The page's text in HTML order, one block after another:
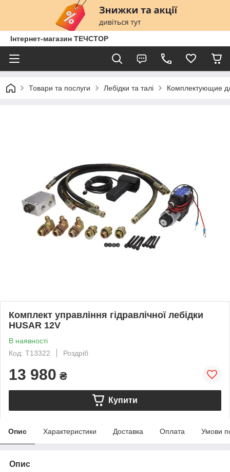
Інтернет-магазин ТЕЧСТОР
Товари та послуги Лебідки та талі Комплектующие
Комплект управління гідравлічної лебідки
HUSAR 12V
В наявності
Код: T13322
Роздріб
13 980 ₴
Купити
Опис Характеристики Доставка Оплата Умови
Опис